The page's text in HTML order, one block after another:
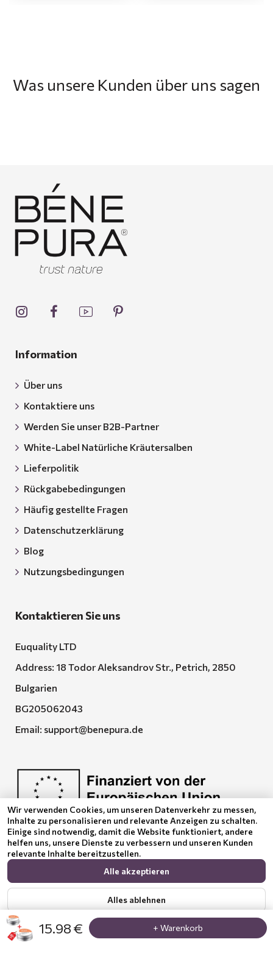
Was unsere Kunden über uns sagen
15.98 € + Warenkorb
Information
Über uns
Kontaktiere uns
Werden Sie unser B2B-Partner
White-Label Natürliche Kräutersalben
Lieferpolitik
Rückgabebedingungen
Häufig gestellte Fragen
Datenschutzerklärung
Blog
Nutzungsbedingungen
Kontaktieren Sie uns
Euquality LTD
Address: 18 Todor Aleksandrov Str., Petrich, 2850
Bulgarien
BG205062043
Email: support@benepura.de
Euquality LTD führt den Vertrag No. BG-RRP-3.005-
2120-C01
© 2024 Benepura Trust Nature. All Rights Reserved
Wir verwenden Cookies, um unseren Datenverkehr zu messen,
Inhalte zu personalisieren und relevante Anzeigen zu schalten.
Einige sind notwendig, damit die Website funktioniert, andere
helfen uns, unsere Dienste zu verbessern und unseren Kunden
relevante Inhalte bereitzustellen.
Alle akzeptieren
Alles ablehnen
Zeig mehr Datenschutzerklärung